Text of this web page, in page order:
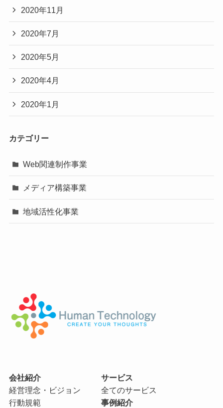
2020年11月
2020年7月
2020年5月
2020年4月
2020年1月
カテゴリー
Web関連制作事業
メディア構築事業
地域活性化事業
会社紹介
サービス
経営理念・ビジョン
全てのサービス
行動規範
事例紹介